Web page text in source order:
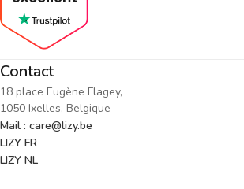
Contact
18 place Eugène Flagey,
1050 Ixelles, Belgique
Mail : care@lizy.be
LIZY FR
LIZY NL